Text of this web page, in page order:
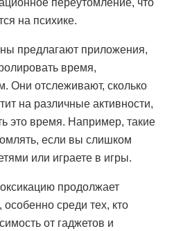
переутомление, что
на психике.
предлагают приложения,
время,
Они отслеживают, сколько
на различные активности,
это время. Например, такие
если вы слишком
или играете в игры.
продолжает
среди тех, кто
от гаджетов и